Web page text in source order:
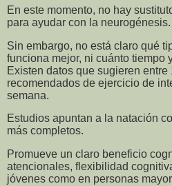
En este momento, no hay
para ayudar con la neurogénesis.
Sin embargo, no está claro qué
funciona mejor, ni cuánto tiempo
Existen datos que sugieren
recomendados de ejercicio de
semana.
Estudios apuntan a la natación
más completos.
Promueve un claro beneficio
atencionales, flexibilidad
jóvenes como en personas